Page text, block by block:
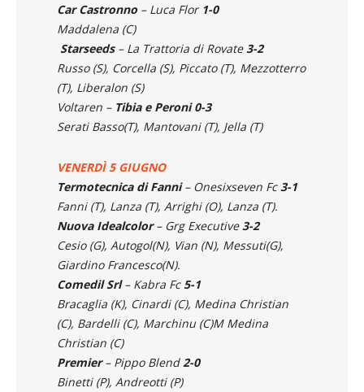
Car Castronno– Luca Flor1-0
Maddalena (C)
Starseeds – La Trattoria di Rovate 3-2
Russo (S), Corcella (S), Piccato (T), Mezzotterro
(T), Liberalon (S)
Voltaren –Tibia e Peroni 0-3
Serati Basso(T), Mantovani (T), Jella (T)
VENERDÌ 5 GIUGNO
Termotecnica di Fanni– Onesixseven Fc 3-1
Fanni (T), Lanza (T), Arrighi (O), Lanza (T).
Nuova Idealcolor– Grg Executive 3-2
Cesio (G), Autogol(N), Vian (N), Messuti(G),
Giardino Francesco(N).
Comedil Srl– Kabra Fc 5-1
Bracaglia (K), Cinardi (C), Medina Christian
(C), Bardelli (C), Marchinu (C)M Medina
Christian (C)
Premier– Pippo Blend 2-0
Binetti (P), Andreotti (P)